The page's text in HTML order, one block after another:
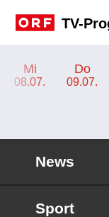
TV-
Mi
08.07.
Do
09.07.
News
Sport